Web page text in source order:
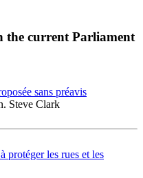
the current Parliament
sans préavis
Steve Clark
protéger les rues et les